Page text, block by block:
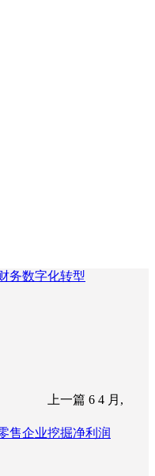
务数字化转型
上一篇 6 4 月,
售企业挖掘净利润